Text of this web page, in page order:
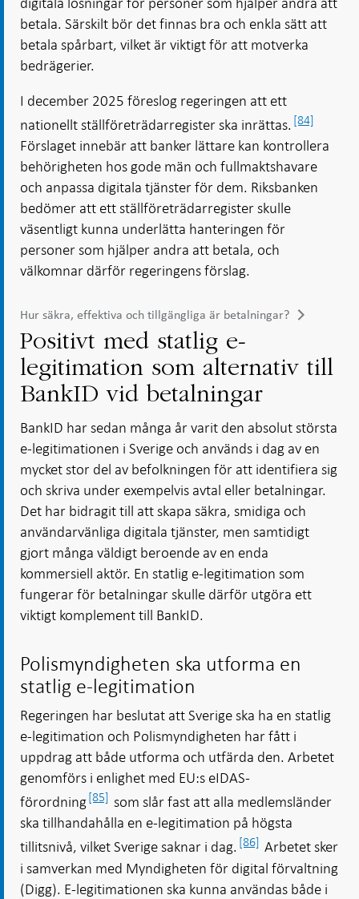
betala. Särskilt bör det finnas bra och enkla sätt att
betala spårbart, vilket är viktigt för att motverka
bedrägerier.
I december 2025 föreslog regeringen att ett
nationellt ställföreträdarregister ska inrättas. [84]
Förslaget innebär att banker lättare kan kontrollera
behörigheten hos gode män och fullmaktshavare
och anpassa digitala tjänster för dem. Riksbanken
bedömer att ett ställföreträdarregister skulle
väsentligt kunna underlätta hanteringen för
personer som hjälper andra att betala, och
välkomnar därför regeringens förslag.
Hur säkra, effektiva och tillgängliga är betalningar?
Positivt med statlig e-
legitimation som alternativ till
BankID vid betalningar
BankID har sedan många år varit den absolut största
e-legitimationen i Sverige och används i dag av en
mycket stor del av befolkningen för att identifiera sig
och skriva under exempelvis avtal eller betalningar.
Det har bidragit till att skapa säkra, smidiga och
användarvänliga digitala tjänster, men samtidigt
gjort många väldigt beroende av en enda
kommersiell aktör. En statlig e-legitimation som
fungerar för betalningar skulle därför utgöra ett
viktigt komplement till BankID.
Polismyndigheten ska utforma en
statlig e-legitimation
Regeringen har beslutat att Sverige ska ha en statlig
e-legitimation och Polismyndigheten har fått i
uppdrag att både utforma och utfärda den. Arbetet
genomförs i enlighet med EU:s eIDAS-
förordning[85] som slår fast att alla medlemsländer
ska tillhandahålla en e-legitimation på högsta
tillitsnivå, vilket Sverige saknar i dag. [86] Arbetet sker
i samverkan med Myndigheten för digital förvaltning
(Digg). E-legitimationen ska kunna användas både i